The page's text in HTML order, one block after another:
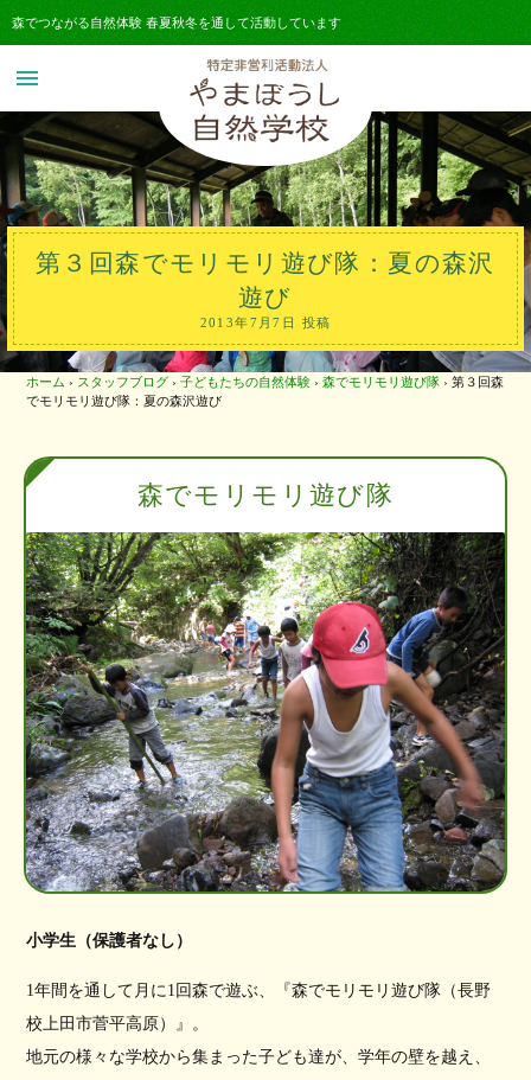
森でつながる自然体験 春夏秋冬を通して活動しています
menu
第３回森でモリモリ遊び隊：夏の森沢
遊び
2013年7月7日 投稿
ホーム › スタッフブログ › 子どもたちの自然体験 › 森でモリモリ遊び隊 › 第３回森
でモリモリ遊び隊：夏の森沢遊び
森でモリモリ遊び隊
小学生（保護者なし）
1年間を通して月に1回森で遊ぶ、『森でモリモリ遊び隊（長野
校上田市菅平高原）』。
地元の様々な学校から集まった子ども達が、学年の壁を越え、